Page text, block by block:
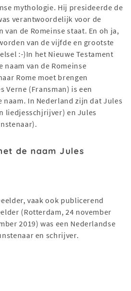
mythologie. Hij presideerde de
verantwoordelijk voor de
van de Romeinse staat. En oh ja,
van de vijfde en grootste
:-)In het Nieuwe Testament
van de Romeinse
Rome moet brengen
Verne (Fransman) is een
naam. In Nederland zijn dat Jules
liedjesschjrijver) en Jules
de naam Jules
vaak ook publicerend
(Rotterdam, 24 november
2019) was een Nederlandse
en schrijver.